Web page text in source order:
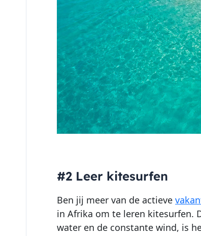
#2 Leer kitesurfen
Ben jij meer van de actieve
in Afrika om te leren kitesurfen.
water en de constante wind, is